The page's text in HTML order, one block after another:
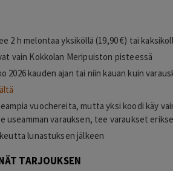
2 h melontaa yksiköllä (19,90 €) tai
vain Kokkolan Meripuiston pisteessä
2026 kauden ajan tai niin kauan kuin
vuochereita, mutta yksi koodi käy
useamman varauksen, tee varaukset
lunastuksen jälkeen
TARJOUKSEN